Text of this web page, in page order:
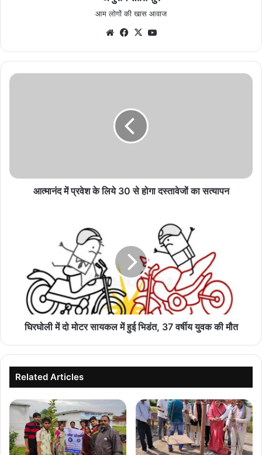
आम लोगों की खास आवाज
WebsiteFacebook
X
आत्मानंद
दस्तावेजों
आत्मानंद में प्रवेश के लिये 30 से होगा दस्तावेजों का सत्यापन
घिरघोली में दो मोटर सायकल में हुई भिडंत, 37 वर्षीय युवक की मौत
Related Articles